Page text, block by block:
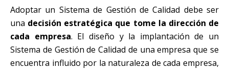
Adoptar un Sistema de Gestión de Calidad debe ser
una decisión estratégica que tome la dirección de
cada empresa. El diseño y la implantación de un
Sistema de Gestión de Calidad de una empresa que se
encuentra influido por la naturaleza de cada empresa,